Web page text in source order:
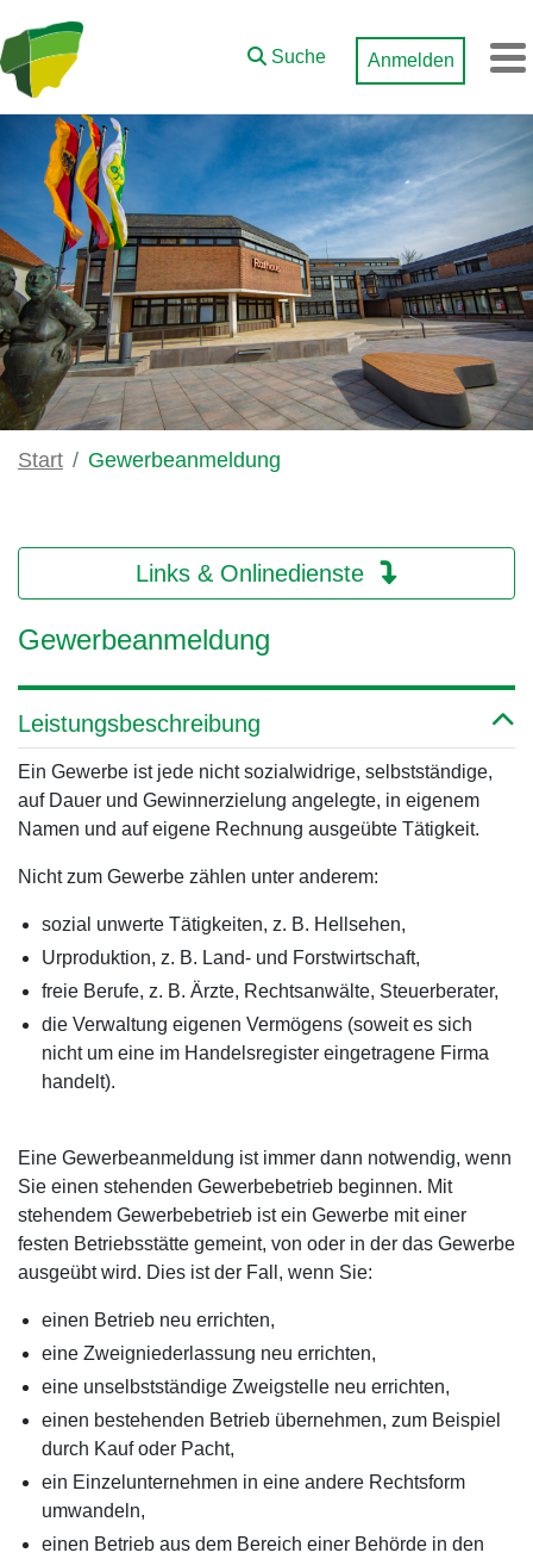
Zum Hauptinhalt springen
Suche Anmelden
Start Gewerbeanmeldung
Links & Onlinedienste
Gewerbeanmeldung
Leistungsbeschreibung
Ein Gewerbe ist jede nicht sozialwidrige, selbstständige,
auf Dauer und Gewinnerzielung angelegte, in eigenem
Namen und auf eigene Rechnung ausgeübte Tätigkeit.
Nicht zum Gewerbe zählen unter anderem:
sozial unwerte Tätigkeiten, z. B. Hellsehen,
Urproduktion, z. B. Land- und Forstwirtschaft,
freie Berufe, z. B. Ärzte, Rechtsanwälte, Steuerberater,
die Verwaltung eigenen Vermögens (soweit es sich
nicht um eine im Handelsregister eingetragene Firma
handelt).
Eine Gewerbeanmeldung ist immer dann notwendig, wenn
Sie einen stehenden Gewerbebetrieb beginnen. Mit
stehendem Gewerbebetrieb ist ein Gewerbe mit einer
festen Betriebsstätte gemeint, von oder in der das Gewerbe
ausgeübt wird. Dies ist der Fall, wenn Sie:
einen Betrieb neu errichten,
eine Zweigniederlassung neu errichten,
eine unselbstständige Zweigstelle neu errichten,
einen bestehenden Betrieb übernehmen, zum Beispiel
durch Kauf oder Pacht,
ein Einzelunternehmen in eine andere Rechtsform
umwandeln,
einen Betrieb aus dem Bereich einer Behörde in den